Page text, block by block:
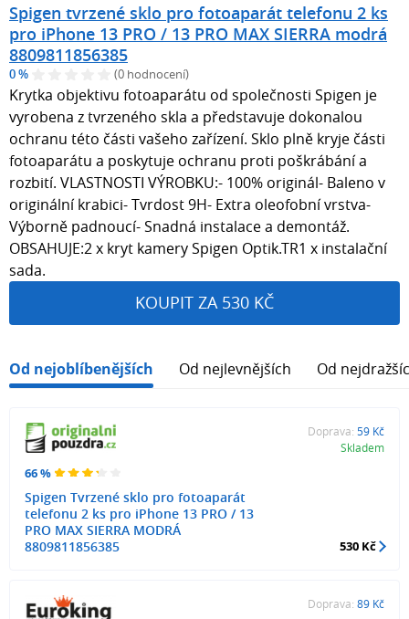
Spigen tvrzené sklo pro fotoaparát telefonu 2 ks
pro iPhone 13 PRO / 13 PRO MAX SIERRA modrá
8809811856385
0 % (0 hodnocení)
Krytka objektivu fotoaparátu od společnosti Spigen je
vyrobena z tvrzeného skla a představuje dokonalou
ochranu této části vašeho zařízení. Sklo plně kryje části
fotoaparátu a poskytuje ochranu proti poškrábání a
rozbití. VLASTNOSTI VÝROBKU:- 100% originál- Baleno v
originální krabici- Tvrdost 9H- Extra oleofobní vrstva-
Výborně padnoucí- Snadná instalace a demontáž.
OBSAHUJE:2 x kryt kamery Spigen Optik.TR1 x instalační
sada.
KOUPIT ZA 530 KČ
Od nejoblíbenějších Od nejlevnějších Od
66 %
Spigen Tvrzené sklo pro fotoaparát
telefonu 2 ks pro iPhone 13 PRO / 13
PRO MAX SIERRA MODRÁ
8809811856385
Doprava: 59 Kč
Skladem
530 Kč
Doprava: 89 Kč